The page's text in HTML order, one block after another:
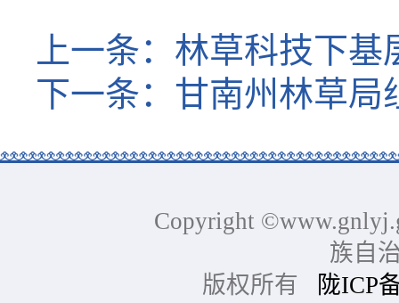
上一条： 林草科技下基
下一条： 甘南州林草局
Copyright
族自
版权所有
陇ICP